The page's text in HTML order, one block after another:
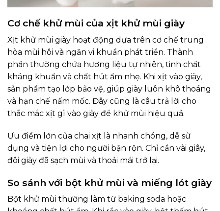
Cơ chế khử mùi của xịt khử mùi giày
Xịt khử mùi giày hoạt động dựa trên cơ chế trung
hòa mùi hôi và ngăn vi khuẩn phát triển. Thành
phần thường chứa hương liệu tự nhiên, tinh chất
kháng khuẩn và chất hút ẩm nhẹ. Khi xịt vào giày,
sản phẩm tạo lớp bảo vệ, giúp giày luôn khô thoáng
và hạn chế nấm mốc. Đây cũng là câu trả lời cho
thắc mắc xịt gì vào giày để khử mùi hiệu quả.
Ưu điểm lớn của chai xịt là nhanh chóng, dễ sử
dụng và tiện lợi cho người bận rộn. Chỉ cần vài giây,
đôi giày đã sạch mùi và thoải mái trở lại.
So sánh với bột khử mùi và miếng lót giày
Bột khử mùi thường làm từ baking soda hoặc